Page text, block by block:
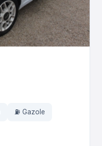
⛽ Gazole